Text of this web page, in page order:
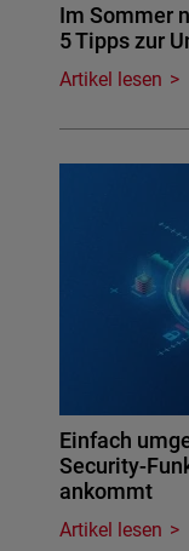
Im Sommer
5 Tipps zur
Artikel lesen
Einfach
Security-
ankommt
Artikel lesen